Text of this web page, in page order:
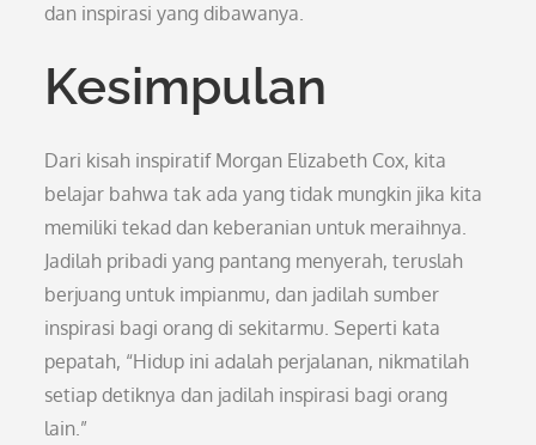
dan inspirasi yang dibawanya.
Kesimpulan
Dari kisah inspiratif Morgan Elizabeth Cox, kita
belajar bahwa tak ada yang tidak mungkin jika kita
memiliki tekad dan keberanian untuk meraihnya.
Jadilah pribadi yang pantang menyerah, teruslah
berjuang untuk impianmu, dan jadilah sumber
inspirasi bagi orang di sekitarmu. Seperti kata
pepatah, “Hidup ini adalah perjalanan, nikmatilah
setiap detiknya dan jadilah inspirasi bagi orang
lain.”